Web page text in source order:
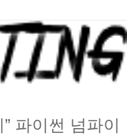
파이썬 넘파이